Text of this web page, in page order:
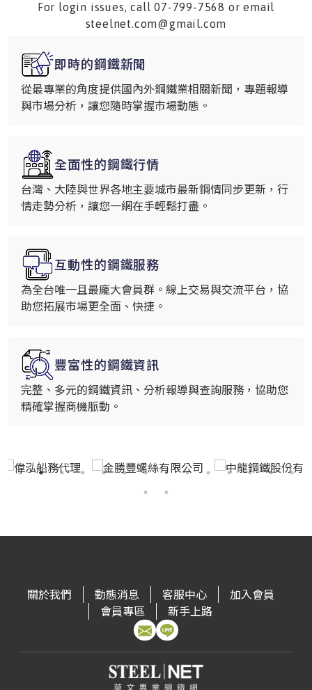
For login issues, call 07-799-7568 or email
steelnet.com@gmail.com
即時的鋼鐵新聞
從最專業的角度提供國內外鋼鐵業相關新聞，專題報導
與市場分析，讓您隨時掌握市場動態。
全面性的鋼鐵行情
台灣、大陸與世界各地主要城市最新鋼情同步更新，行
情走勢分析，讓您一網在手輕鬆打盡。
互動性的鋼鐵服務
為全台唯一且最龐大會員群。線上交易與交流平台，協
助您拓展市場更全面、快捷。
豐富性的鋼鐵資訊
完整、多元的鋼鐵資訊、分析報導與查詢服務，協助您
精確掌握商機脈動。
關於我們 動態消息 客服中心
加入會員
會員專區
新手上路